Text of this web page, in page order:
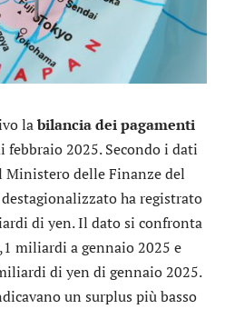
labilancia dei pagamenti
febbraio 2025. Secondo i dati
delle Finanze del
ha registrato
di yen. Il dato si confronta
miliardi a gennaio 2025 e
di yen di gennaio 2025.
un surplus più basso